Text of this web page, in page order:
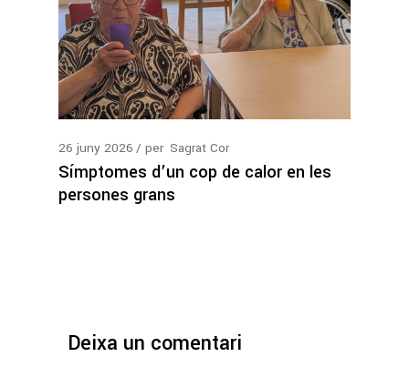
26 juny 2026 per Sagrat Cor
Símptomes d’un cop de calor en les
persones grans
Deixa un comentari